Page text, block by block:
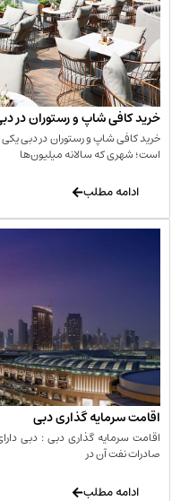
شاپ و رستوران در دبی
و رستوران در دبی یکی از بزرگ‌ترین
سالانه میلیون‌ها
گذاری دبی
گذاری دبی : دبی دارای یکی از